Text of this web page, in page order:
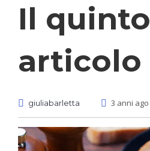
Il quinto
articolo
giuliabarletta 3 anni ago